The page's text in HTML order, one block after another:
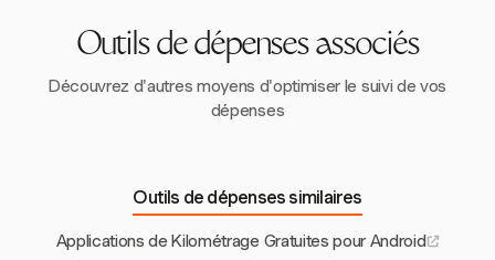
offrant ainsi une tranquillité d'esprit aux employés.
Outils de dépenses associés
Découvrez d'autres moyens d'optimiser le suivi de vos
dépenses
Outils de dépenses similaires
Applications de Kilométrage Gratuites pour Android